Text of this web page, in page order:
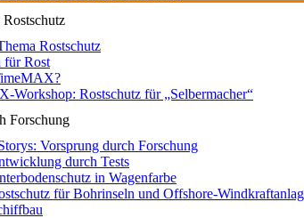
Rostschutz
für Rost
Workshop: Rostschutz für „Selbermacher“
Forschung
Vorsprung durch Forschung
durch Tests
in Wagenfarbe
für Bohrinseln und Offshore-